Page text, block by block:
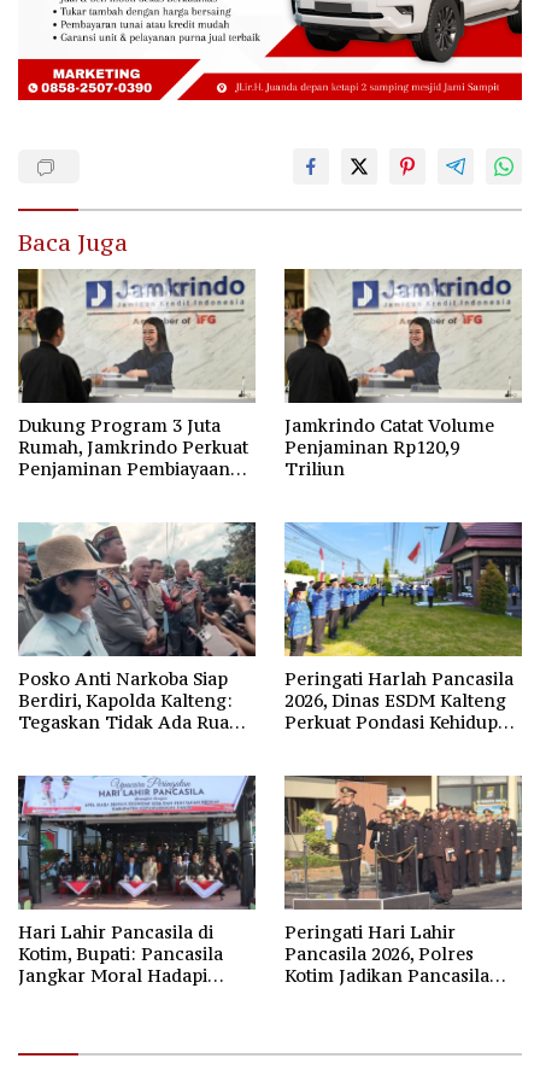
Baca Juga
Dukung Program 3 Juta
Rumah, Jamkrindo Perkuat
Penjaminan Pembiayaan
Jamkrindo Catat Volume
Penjaminan Rp120,9
Triliun
Posko Anti Narkoba Siap
Berdiri, Kapolda Kalteng:
Tegaskan Tidak Ada Ruang
Peringati Harlah Pancasila
2026, Dinas ESDM Kalteng
Perkuat Pondasi Kehidupan
Hari Lahir Pancasila di
Kotim, Bupati: Pancasila
Jangkar Moral Hadapi
Peringati Hari Lahir
Pancasila 2026, Polres
Kotim Jadikan Pancasila